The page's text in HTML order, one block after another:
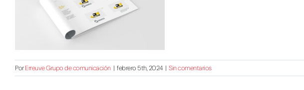
PorErreuve Grupo de comunicación | febrero 5th, 2024 | Sin comentarios